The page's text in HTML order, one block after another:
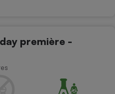
première -